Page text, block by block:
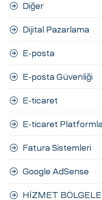
Diğer
Dijital Pazarlama
E-posta
E-posta Güvenliği
E-ticaret
E-ticaret
Fatura Sistemleri
Google AdSense
HİZMET